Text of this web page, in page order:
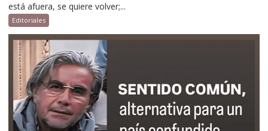
está afuera, se quiere volver;...
Editoriales